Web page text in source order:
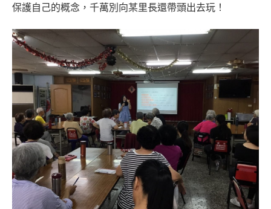
保護自己的概念，千萬別向某里長還帶頭出去玩！